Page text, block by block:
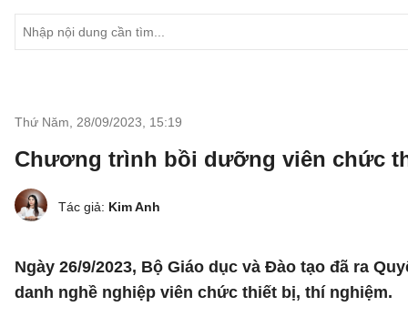
Thứ Năm, 28/09/2023 15:19
Chương trình bồi dưỡng viên chức
Tác giả: Kim Anh
Ngày 26/9/2023, Bộ Giáo dục và Đào tạo đã ra
danh nghề nghiệp viên chức thiết bị, thí nghiệm.